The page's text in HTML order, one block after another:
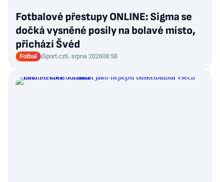
Fotbalové přestupy ONLINE: Sigma se
dočká vysněné posily na bolavé místo,
přichází Švéd
Fotbal iSport.cz6. srpna 202608:58